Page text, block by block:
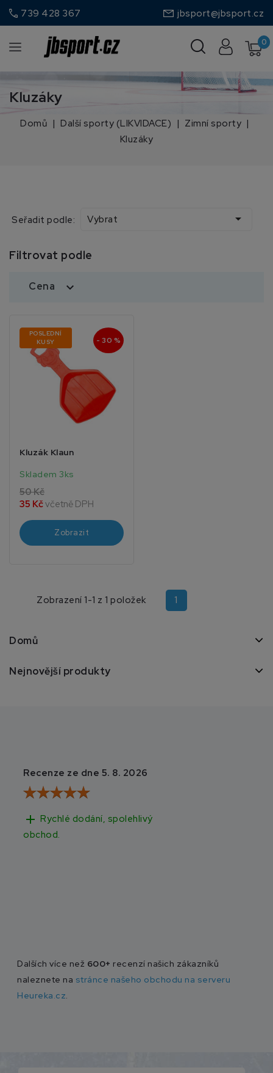
call 739 428 367 jbsport@jbsport.cz
0
Kluzáky
Domů Další sporty (LIKVIDACE)
Zimní sporty
Kluzáky
Seřadit podle: Vybrat 
Filtrovat podle
Cena 
POSLEDNÍ
KUSY
- 30 %
Kluzák Klaun
Skladem 3ks
50 Kč
35 Kčvčetně DPH
Zobrazit
Zobrazení 1-1 z 1 položek 1
Domů
Nejnovější produkty
Recenze ze dne 5. 8. 2026
add Rychlé dodání, spolehlivý
obchod.
Dalších více než 600+ recenzí našich zákazníků
naleznete na stránce našeho obchodu na serveru
Heureka.cz.